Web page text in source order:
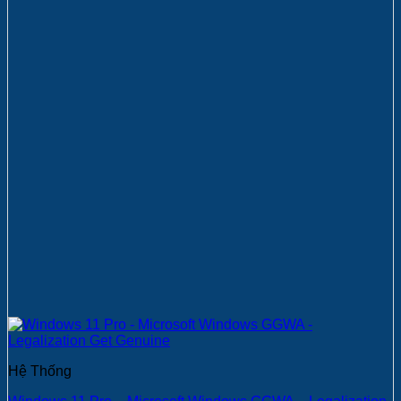
Hệ Thống